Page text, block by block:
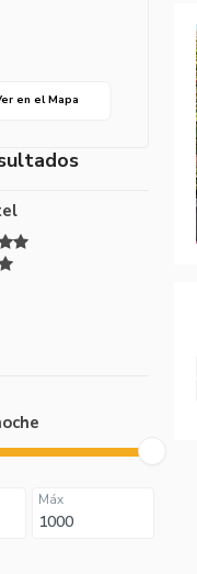
en el Mapa
Máx